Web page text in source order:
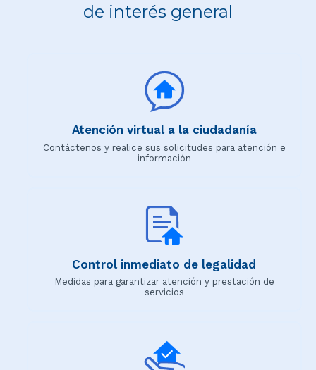
de interés general
Atención virtual a la ciudadanía
Contáctenos y realice sus solicitudes para atención e
información
Control inmediato de legalidad
Medidas para garantizar atención y prestación de
servicios